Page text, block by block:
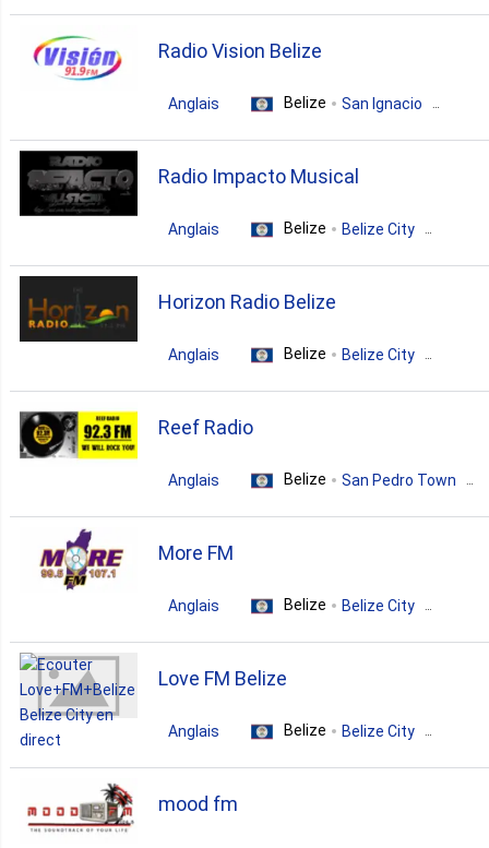
Radio Vision Belize
Anglais Belize San Ignacio
Radio Impacto Musical
Anglais Belize Belize City
Horizon Radio Belize
Anglais Belize Belize City
Reef Radio
Anglais Belize San Pedro Town
More FM
Anglais Belize Belize City
Love FM Belize
Anglais Belize Belize City
mood fm